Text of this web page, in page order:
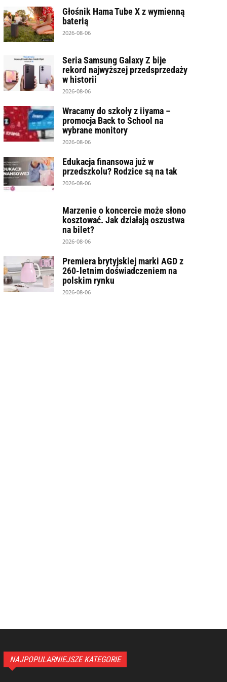
Głośnik Hama Tube X z wymienną
baterią
2026-08-06
Seria Samsung Galaxy Z bije
rekord najwyższej przedsprzedaży
w historii
2026-08-06
Wracamy do szkoły z iiyama –
promocja Back to School na
wybrane monitory
2026-08-06
Edukacja finansowa już w
przedszkolu? Rodzice są na tak
2026-08-06
Marzenie o koncercie może słono
kosztować. Jak działają oszustwa
na bilet?
2026-08-06
Premiera brytyjskiej marki AGD z
260-letnim doświadczeniem na
polskim rynku
2026-08-06
NAJPOPULARNIEJSZE KATEGORIE